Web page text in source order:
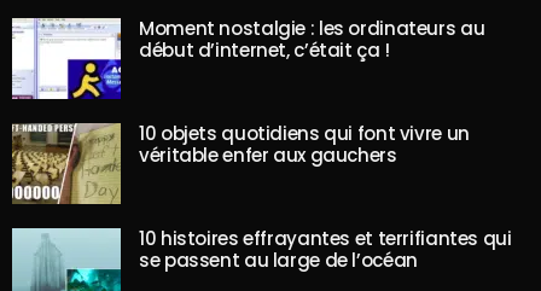
Moment nostalgie : les ordinateurs au
début d’internet, c’était ça !
10 objets quotidiens qui font vivre un
véritable enfer aux gauchers
10 histoires effrayantes et terrifiantes qui
se passent au large de l’océan